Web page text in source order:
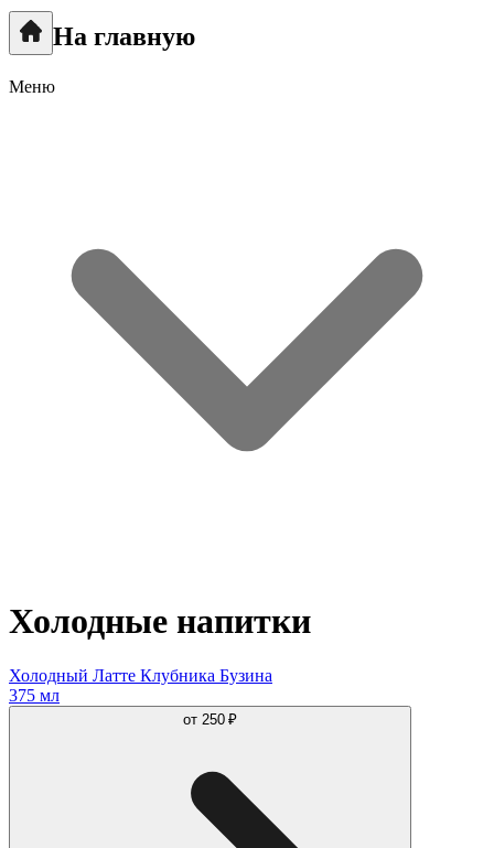
На главную
Меню
Холодные напитки
Холодный Латте Клубника Бузина
375 мл
от 250 ₽